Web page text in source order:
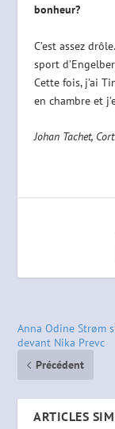
bonheur?
C’est assez
sport
Cette fois, j’ai
en chambre et
Johan Tachet,
Anna Odine Strøm
devant Nika Prevc
Précédent
ARTICLES